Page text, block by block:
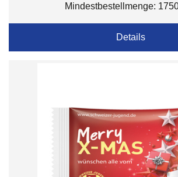
Mindestbestellmenge:
Details